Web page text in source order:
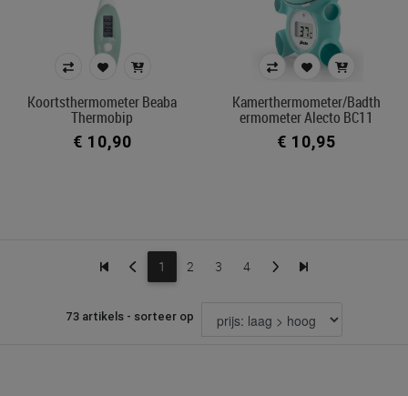
Koortsthermometer Beaba
Thermobip
€ 10,90
Kamerthermometer/badth
Ermometer Alecto BC11
€ 10,95
1 2 3 4
73 artikels - sorteer op